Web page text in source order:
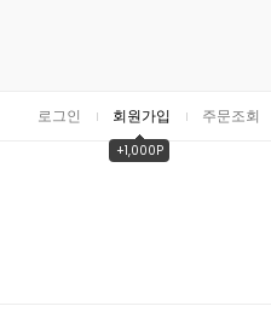
로그인 회원가입
+1,000P
주문조회